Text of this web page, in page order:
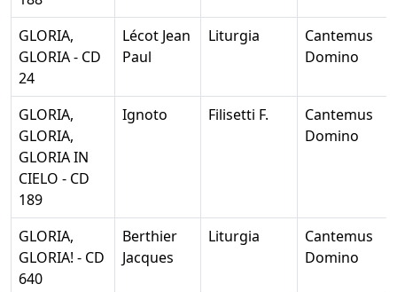
GLORIA,
GLORIA - CD
24
Lécot Jean
Paul
Liturgia
Cantemus
Domino
GLORIA,
GLORIA,
GLORIA IN
CIELO - CD
189
Ignoto Filisetti F.
Cantemus
Domino
GLORIA,
GLORIA! - CD
640
Berthier
Jacques
Liturgia
Cantemus
Domino